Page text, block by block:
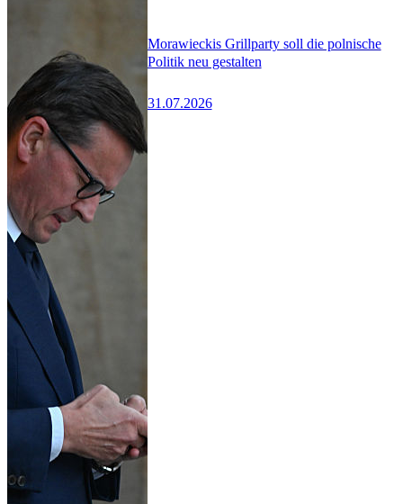
Morawieckis Grillparty soll die polnische
Politik neu gestalten
31.07.2026